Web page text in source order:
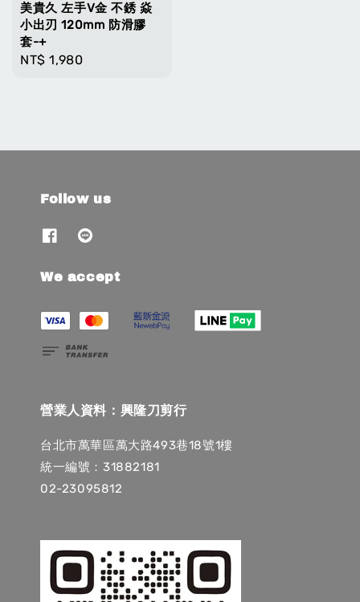
美貴久 左手V金 不銹 焱
小出刃 120mm 防滑膠
套-+
Regular
NT$ 1,980
Follow us
We accept
營業人資料：興隆刀剪行
台北市萬華區萬大路493巷18號1樓
統一編號：31882181
02-23095812